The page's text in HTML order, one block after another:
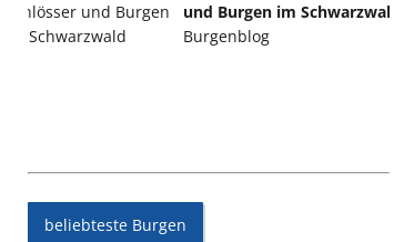
und Burgen im Schwarzwald
Burgenblog
beliebteste Burgen